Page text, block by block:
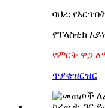
ባህሪ:
የፕላስቲክ
የምርት ዋጋ
ጥያቄዝርዝር